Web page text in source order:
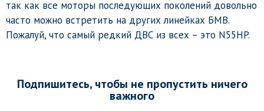
так как все моторы последующих поколений довольно
часто можно встретить на других линейках БМВ.
Пожалуй, что самый редкий ДВС из всех – это N55HP.
Подпишитесь, чтобы не пропустить ничего
важного